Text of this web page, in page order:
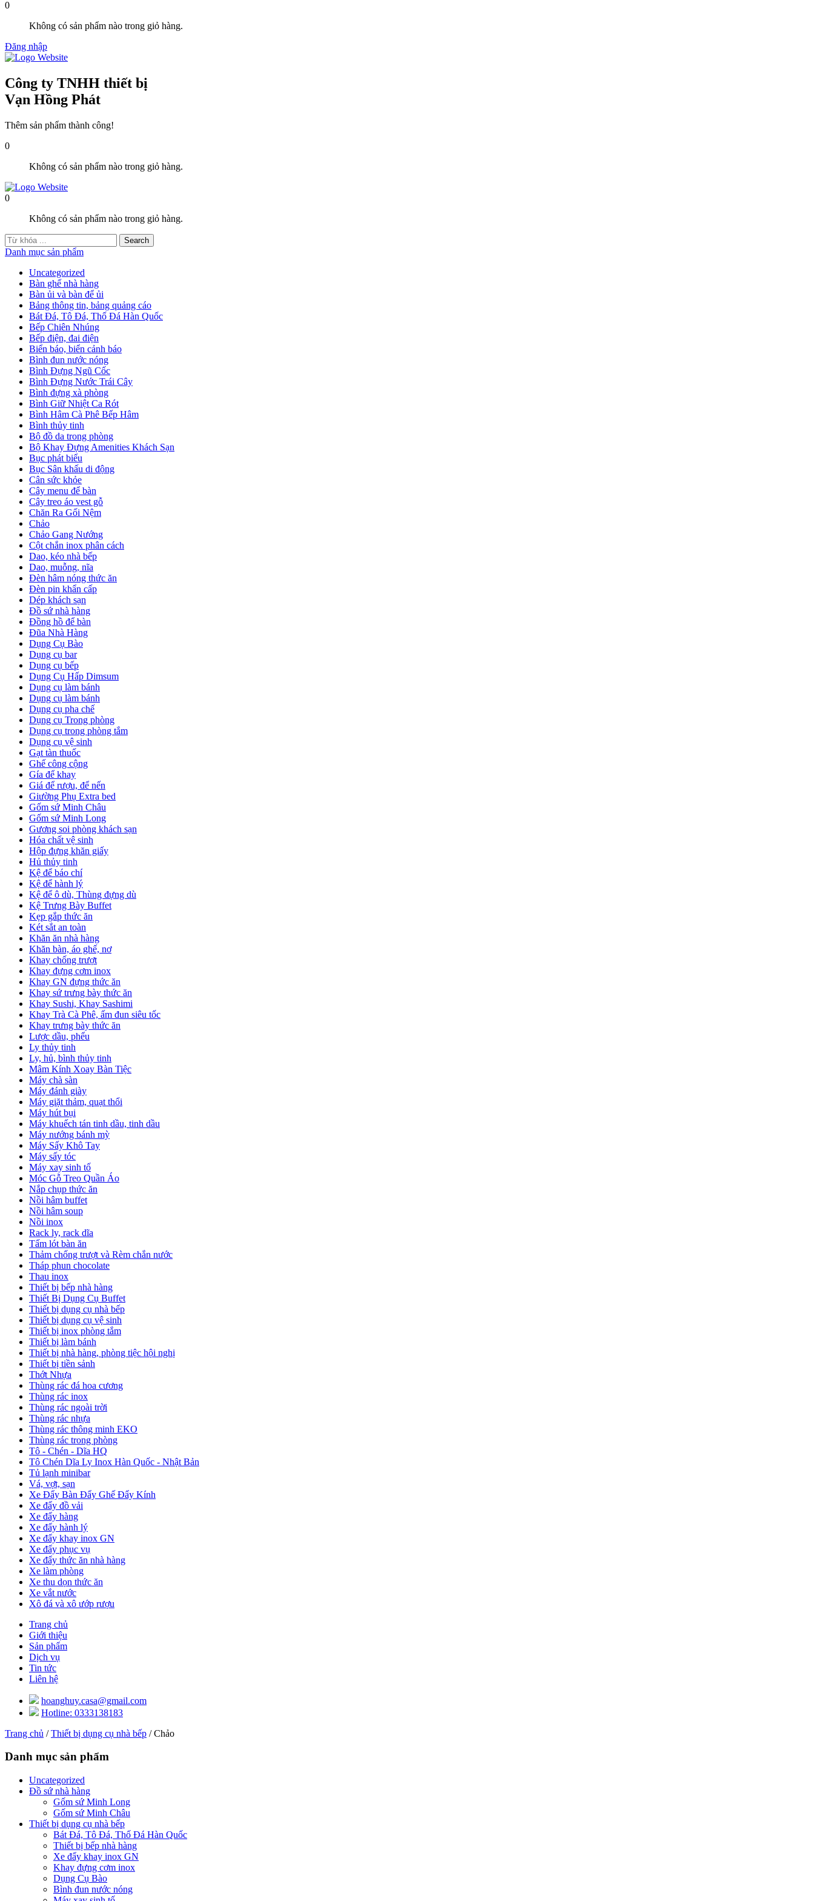
0
Không có sản phẩm nào trong giỏ hàng.
Đăng nhập
Công ty TNHH thiết bị
Vạn Hồng Phát
Thêm sản phẩm thành công!
0
Không có sản phẩm nào trong giỏ hàng.
0
Không có sản phẩm nào trong giỏ hàng.
Danh mục sản phẩm
Uncategorized
Bàn ghế nhà hàng
Bàn ủi và bàn để ủi
Bảng thông tin, bảng quảng cáo
Bát Đá, Tô Đá, Thố Đá Hàn Quốc
Bếp Chiên Nhúng
Bếp điện, đai điện
Biển báo, biển cảnh báo
Bình đun nước nóng
Bình Đựng Ngũ Cốc
Bình Đựng Nước Trái Cây
Bình đựng xà phòng
Bình Giữ Nhiệt Ca Rót
Bình Hâm Cà Phê Bếp Hâm
Bình thủy tinh
Bộ đồ da trong phòng
Bộ Khay Đựng Amenities Khách Sạn
Bục phát biểu
Bục Sân khấu di động
Cân sức khỏe
Cây menu để bàn
Cây treo áo vest gỗ
Chăn Ra Gối Nệm
Chảo
Chảo Gang Nướng
Cột chắn inox phân cách
Dao, kéo nhà bếp
Dao, muỗng, nĩa
Đèn hâm nóng thức ăn
Đèn pin khẩn cấp
Dép khách sạn
Đồ sứ nhà hàng
Đồng hồ để bàn
Đũa Nhà Hàng
Dụng Cụ Bào
Dụng cụ bar
Dụng cụ bếp
Dụng Cụ Hấp Dimsum
Dụng cụ làm bánh
Dụng cụ làm bánh
Dụng cụ pha chế
Dụng cụ Trong phòng
Dụng cụ trong phòng tắm
Dụng cụ vệ sinh
Gạt tàn thuốc
Ghế công cộng
Gía để khay
Giá để rượu, để nến
Giường Phụ Extra bed
Gốm sứ Minh Châu
Gốm sứ Minh Long
Gương soi phòng khách sạn
Hóa chất vệ sinh
Hộp đựng khăn giấy
Hủ thủy tinh
Kệ để báo chí
Kệ để hành lý
Kệ để ô dù, Thùng đựng dù
Kệ Trưng Bày Buffet
Kẹp gắp thức ăn
Két sắt an toàn
Khăn ăn nhà hàng
Khăn bàn, áo ghế, nơ
Khay chống trượt
Khay đựng cơm inox
Khay GN đựng thức ăn
Khay sứ trưng bày thức ăn
Khay Sushi, Khay Sashimi
Khay Trà Cà Phê, ấm đun siêu tốc
Khay trưng bày thức ăn
Lược dầu, phểu
Ly thủy tinh
Ly, hủ, bình thủy tinh
Mâm Kính Xoay Bàn Tiệc
Máy chà sàn
Máy đánh giày
Máy giặt thảm, quạt thổi
Máy hút bụi
Máy khuếch tán tinh dầu, tinh dầu
Máy nướng bánh mỳ
Máy Sấy Khô Tay
Máy sấy tóc
Máy xay sinh tố
Móc Gỗ Treo Quần Áo
Nắp chụp thức ăn
Nồi hâm buffet
Nồi hâm soup
Nồi inox
Rack ly, rack dĩa
Tấm lót bàn ăn
Thảm chống trượt và Rèm chắn nước
Tháp phun chocolate
Thau inox
Thiết bị bếp nhà hàng
Thiết Bị Dụng Cụ Buffet
Thiết bị dụng cụ nhà bếp
Thiết bị dụng cụ vệ sinh
Thiết bị inox phòng tắm
Thiết bị làm bánh
Thiết bị nhà hàng, phòng tiệc hội nghị
Thiết bị tiền sảnh
Thớt Nhựa
Thùng rác đá hoa cương
Thùng rác inox
Thùng rác ngoài trời
Thùng rác nhựa
Thùng rác thông minh EKO
Thùng rác trong phòng
Tô - Chén - Dĩa HQ
Tô Chén Dĩa Ly Inox Hàn Quốc - Nhật Bản
Tủ lạnh minibar
Vá, vợt, sạn
Xe Đẩy Bàn Đẩy Ghế Đẩy Kính
Xe đẩy đồ vải
Xe đẩy hàng
Xe đẩy hành lý
Xe đẩy khay inox GN
Xe đẩy phục vụ
Xe đẩy thức ăn nhà hàng
Xe làm phòng
Xe thu dọn thức ăn
Xe vắt nước
Xô đá và xô ướp rượu
Trang chủ
Giới thiệu
Sản phẩm
Dịch vụ
Tin tức
Liên hệ
hoanghuy.casa@gmail.com
Hotline: 0333138183
Trang chủ /Thiết bị dụng cụ nhà bếp / Chảo
Danh mục sản phẩm
Uncategorized
Đồ sứ nhà hàng
Gốm sứ Minh Long
Gốm sứ Minh Châu
Thiết bị dụng cụ nhà bếp
Bát Đá, Tô Đá, Thố Đá Hàn Quốc
Thiết bị bếp nhà hàng
Xe đẩy khay inox GN
Khay đựng cơm inox
Dụng Cụ Bào
Bình đun nước nóng